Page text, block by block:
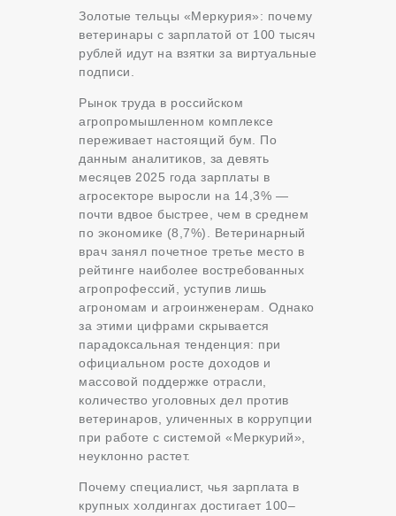
Золотые тельцы «Меркурия»: почему
ветеринары с зарплатой от 100 тысяч
рублей идут на взятки за виртуальные
подписи.
Рынок труда в российском
агропромышленном комплексе
переживает настоящий бум. По
данным аналитиков, за девять
месяцев 2025 года зарплаты в
агросекторе выросли на 14,3% —
почти вдвое быстрее, чем в среднем
по экономике (8,7%). Ветеринарный
врач занял почетное третье место в
рейтинге наиболее востребованных
агропрофессий, уступив лишь
агрономам и агроинженерам. Однако
за этими цифрами скрывается
парадоксальная тенденция: при
официальном росте доходов и
массовой поддержке отрасли,
количество уголовных дел против
ветеринаров, уличенных в коррупции
при работе с системой «Меркурий»,
неуклонно растет.
Почему специалист, чья зарплата в
крупных холдингах достигает 100–